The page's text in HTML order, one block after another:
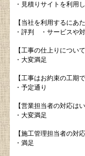
・見積りサイトを利用
【当社を利用するにあ
・評判 ・サービスや
【工事の仕上りについ
・大変満足
【工事はお約束の工期
・予定通り
【営業担当者の対応は
・大変満足
【施工管理担当者の対
・満足